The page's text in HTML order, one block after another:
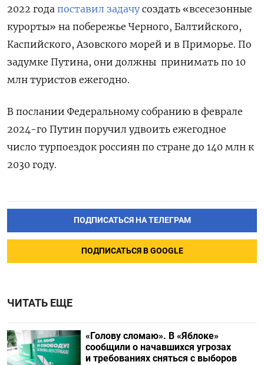
2022 года поставил задачу создать «всесезонные
курорты» на побережье Черного, Балтийского,
Каспийского, Азовского морей и в Приморье. По
задумке Путина, они должны принимать по 10
млн туристов ежегодно.
В послании Федеральному собранию в феврале
2024-го Путин поручил удвоить ежегодное
число турпоездок россиян по стране до 140 млн к
2030 году.
ПОДПИСАТЬСЯ НА ТЕЛЕГРАМ
ПОДПИСАТЬСЯ В GOOGLE
ЧИТАТЬ ЕЩЕ
«Голову сломаю». В «Яблоке»
сообщили о начавшихся угрозах
и требованиях сняться с выборов